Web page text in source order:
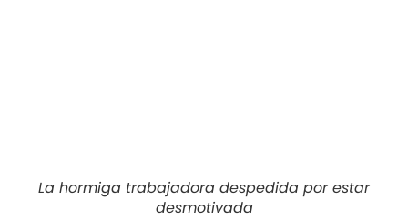
La hormiga trabajadora despedida por estar
desmotivada